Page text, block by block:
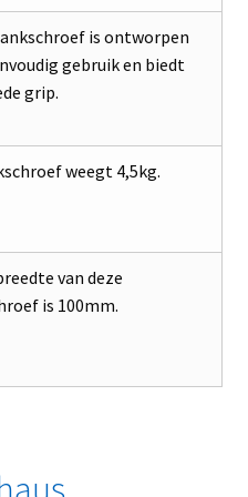
is ontworpen
gebruik en biedt
grip.
weegt 4,5kg.
van deze
is 100mm.